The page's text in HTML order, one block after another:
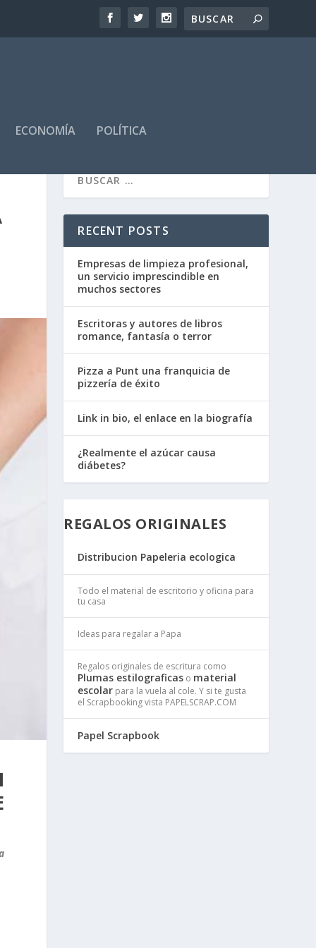
ECONOMÍA POLÍTICA
RECENT POSTS
Empresas de limpieza profesional,
un servicio imprescindible en
muchos sectores
Escritoras y autores de libros
romance, fantasía o terror
Pizza a Punt una franquicia de
pizzería de éxito
Link in bio, el enlace en la biografía
¿Realmente el azúcar causa
diábetes?
REGALOS ORIGINALES
Distribucion Papeleria ecologica
Todo el material de escritorio y oficina para
tu casa
Ideas para regalar a Papa
Regalos originales de escritura como
Plumas estilograficas o material
escolar para la vuela al cole. Y si te gusta
el Scrapbooking vista PAPELSCRAP.COM
Papel Scrapbook